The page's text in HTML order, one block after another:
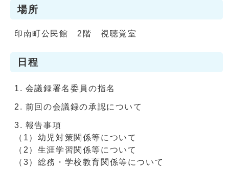
場所
印南町公民館 2階 視聴覚室
日程
会議録署名委員の指名
前回の会議録の承認について
報告事項
（1）幼児対策関係等について
（2）生涯学習関係等について
（3）総務・学校教育関係等について